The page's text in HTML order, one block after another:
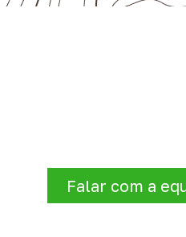
Falar com a